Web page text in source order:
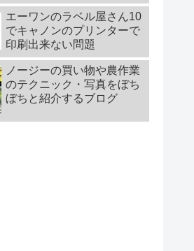
エーワンのラベル屋さん10
でキャノンのプリンターで
印刷出来ない問題
ノージーの買い物や農作業
のテクニック・写真をぼち
ぼちと紹介するブログ